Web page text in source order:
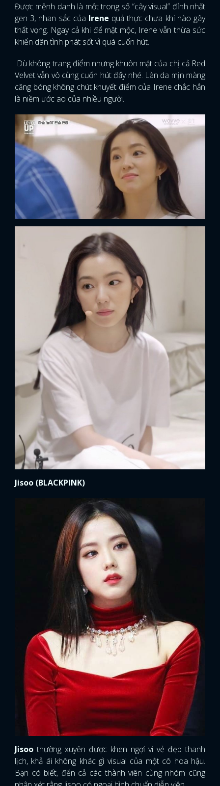
Được mệnh danh là một trong số “cây visual” đỉnh nhất
gen 3, nhan sắc của Irene quả thực chưa khi nào gây
thất vọng. Ngay cả khi để mặt mộc, Irene vẫn thừa sức
khiến dân tình phát sốt vì quá cuốn hút.
Dù không trang điểm nhưng khuôn mặt của chị cả Red
Velvet vẫn vô cùng cuốn hút đấy nhé. Làn da mịn màng
căng bóng không chút khuyết điểm của Irene chắc hẳn
là niềm ước ao của nhiều người.
Jisoo (BLACKPINK)
Jisoo thường xuyên được khen ngợi vì vẻ đẹp thanh
lịch, khả ái không khác gì visual của một cô hoa hậu.
Bạn có biết, đến cả các thành viên cùng nhóm cũng